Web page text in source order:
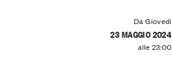
Da Giovedì
23 MAGGIO 2024
alle 23:00